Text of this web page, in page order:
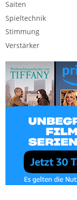
Saiten
Spieltechnik
Stimmung
Verstärker